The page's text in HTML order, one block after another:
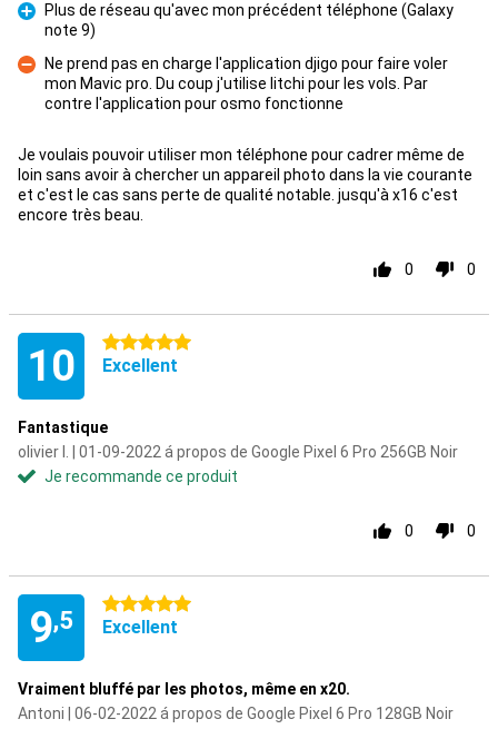
Pour
Plus de réseau qu'avec mon précédent téléphone (Galaxy
note 9)
Contre
Ne prend pas en charge l'application djigo pour faire voler
mon Mavic pro. Du coup j'utilise litchi pour les vols. Par
contre l'application pour osmo fonctionne
Je voulais pouvoir utiliser mon téléphone pour cadrer même de
loin sans avoir à chercher un appareil photo dans la vie courante
et c'est le cas sans perte de qualité notable. jusqu'à x16 c'est
encore très beau.
0 0
10 5 étoiles
Excellent
Fantastique
olivier l. | 01-09-2022 á propos de Google Pixel 6 Pro 256GB Noir
Je recommande ce produit
0 0
9,5
5 étoiles
Excellent
Vraiment bluffé par les photos, même en x20.
Antoni | 06-02-2022 á propos de Google Pixel 6 Pro 128GB Noir